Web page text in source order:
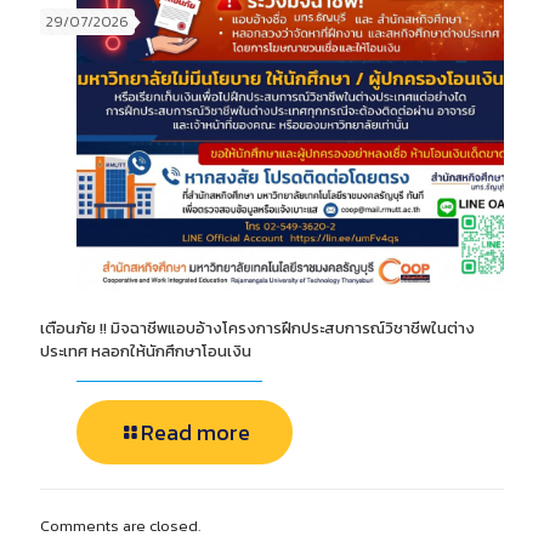
29/07/2026
เตือนภัย !! มิจฉาชีพแอบอ้างโครงการฝึกประสบการณ์วิชาชีพในต่าง
ประเทศ หลอกให้นักศึกษาโอนเงิน
Read more
Comments are closed.